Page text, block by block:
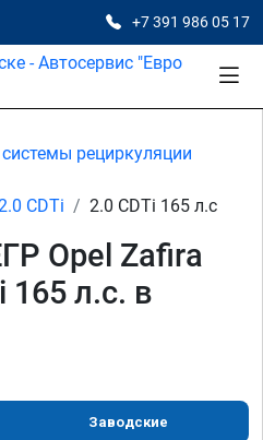
+7 391 986 05 17
рециркуляции
CDTi 2.0 CDTi 165 л.с
Opel Zafira
165 л.с. в
Заводские